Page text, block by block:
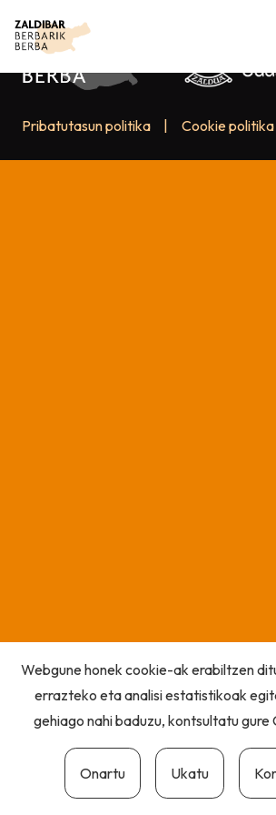
Pribatutasun politika Cookie politika
Webgune honek cookie-ak erabiltzen
errazteko eta analisi estatistikoak
gehiago nahi baduzu, kontsultatu gure
Onartu Ukatu